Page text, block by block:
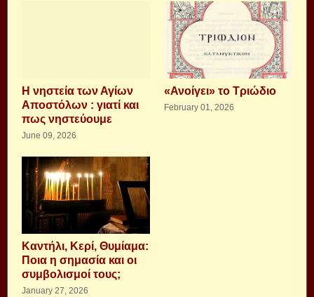
Η νηστεία των Αγίων
Αποστόλων : γιατί και
πως νηστεύουμε
June 09, 2026
«Ανοίγει» το Τριώδιο
February 01, 2026
Καντήλι, Κερί, Θυμίαμα:
Ποια η σημασία και οι
συμβολισμοί τους;
January 27, 2026